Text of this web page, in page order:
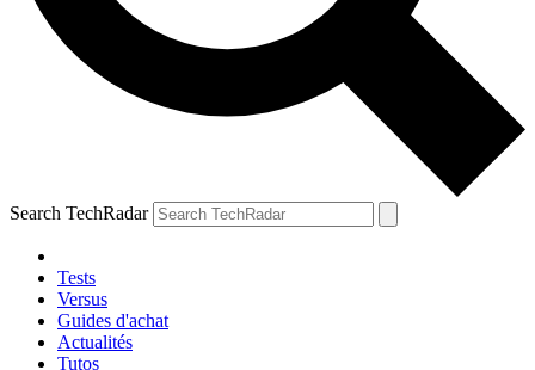
Search TechRadar
Tests
Versus
Guides d'achat
Actualités
Tutos